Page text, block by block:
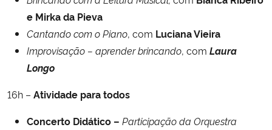
e Mirka da Pieva
Cantando com o Piano, com Luciana Vieira
Improvisação – aprender brincando, com Laura
Longo
16h – Atividade para todos
Concerto Didático – Participação da Orquestra